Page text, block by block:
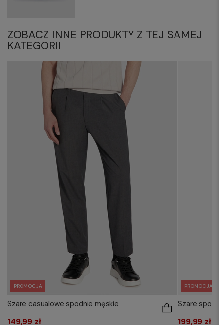
ZOBACZ INNE PRODUKTY Z TEJ SAMEJ
KATEGORII
PROMOCJA
Szare casualowe spodnie męskie
149,99 zł
PROMOCJA
Szare
199,99 zł